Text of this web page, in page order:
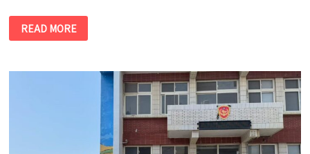
【人
物
特
出
READ MORE